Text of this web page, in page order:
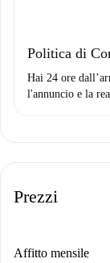
solo se non
Politica di
Hai 24 ore
l'annuncio e la
Prezzi
Affitto mensile